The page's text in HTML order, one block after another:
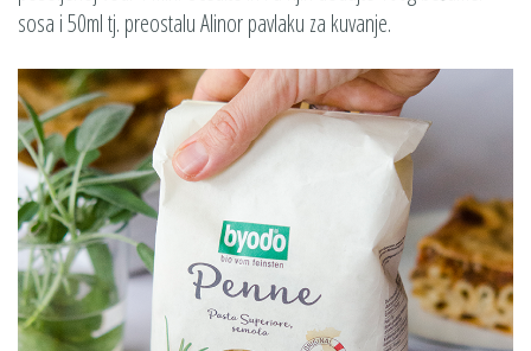
sosa i 50ml tj. preostalu Alinor pavlaku za kuvanje.